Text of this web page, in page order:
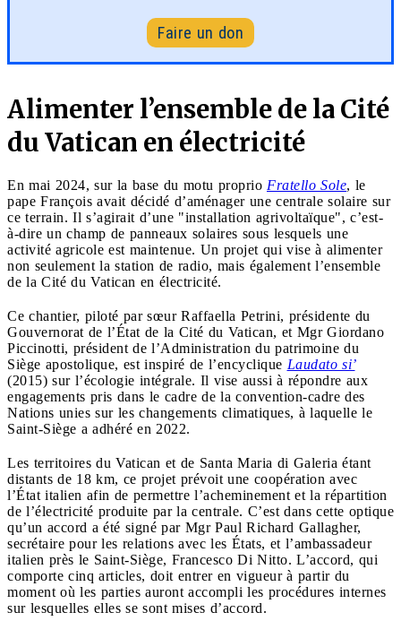
Faire un don
Alimenter l’ensemble de la Cité
du Vatican en électricité
En mai 2024, sur la base du motu proprio Fratello Sole, le
pape François avait décidé d’aménager une centrale solaire sur
ce terrain. Il s’agirait d’une "installation agrivoltaïque", c’est-
à-dire un champ de panneaux solaires sous lesquels une
activité agricole est maintenue. Un projet qui vise à alimenter
non seulement la station de radio, mais également l’ensemble
de la Cité du Vatican en électricité.
Ce chantier, piloté par sœur Raffaella Petrini, présidente du
Gouvernorat de l’État de la Cité du Vatican, et Mgr Giordano
Piccinotti, président de l’Administration du patrimoine du
Siège apostolique, est inspiré de l’encyclique Laudato si’
(2015) sur l’écologie intégrale. Il vise aussi à répondre aux
engagements pris dans le cadre de la convention-cadre des
Nations unies sur les changements climatiques, à laquelle le
Saint-Siège a adhéré en 2022.
Les territoires du Vatican et de Santa Maria di Galeria étant
distants de 18 km, ce projet prévoit une coopération avec
l’État italien afin de permettre l’acheminement et la répartition
de l’électricité produite par la centrale. C’est dans cette optique
qu’un accord a été signé par Mgr Paul Richard Gallagher,
secrétaire pour les relations avec les États, et l’ambassadeur
italien près le Saint-Siège, Francesco Di Nitto. L’accord, qui
comporte cinq articles, doit entrer en vigueur à partir du
moment où les parties auront accompli les procédures internes
sur lesquelles elles se sont mises d’accord.